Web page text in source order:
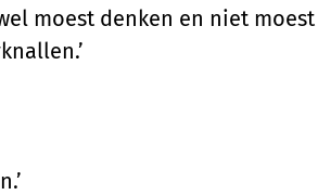
moest denken en niet moest